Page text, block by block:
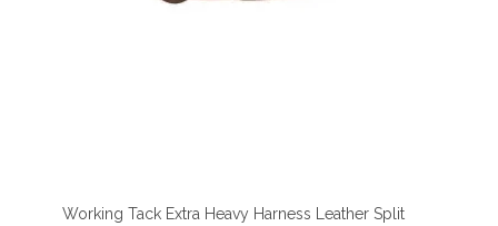
Working Tack Extra Heavy Harness Leather Split